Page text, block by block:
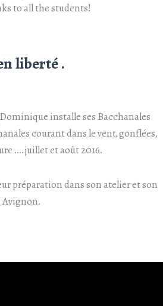
to all the students!
liberté .
installe ses Bacchanales
courant dans le vent, gonflées,
…. juillet et août 2016.
préparation dans son atelier et son
Avignon.